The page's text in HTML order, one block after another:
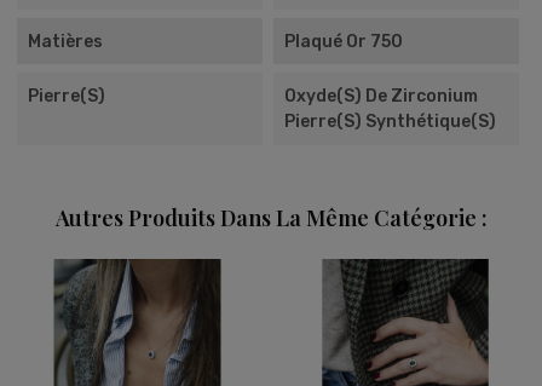
Matières Plaqué Or 750
Pierre(s)
Oxyde(s) De Zirconium
Pierre(s) Synthétique(s)
Autres Produits Dans La Même Catégorie :